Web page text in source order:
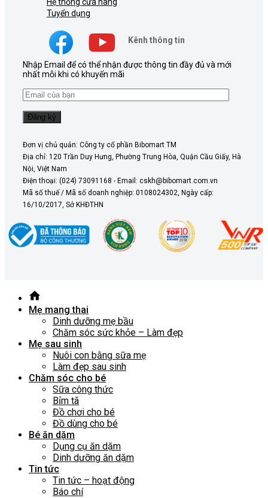
Tuyển dụng
Kênh thông tin
Nhập Email để có thể nhận được thông tin đầy đủ và mới
nhất mỗi khi có khuyến mãi
Đơn vị chủ quản: Công ty cổ phần Bibomart TM
Địa chỉ: 120 Trần Duy Hưng, Phường Trung Hòa, Quận Cầu Giấy, Hà
Nội, Việt Nam
Điện thoại: (024) 73091168 - Email: cskh@bibomart.com.vn
Mã số thuế / Mã số doanh nghiệp: 0108024302, Ngày cấp:
16/10/2017, Sở KHĐTHN
Mẹ mang thai
Dinh dưỡng mẹ bầu
Chăm sóc sức khỏe – Làm đẹp
Mẹ sau sinh
Nuôi con bằng sữa mẹ
Làm đẹp sau sinh
Chăm sóc cho bé
Sữa công thức
Bỉm tã
Đồ chơi cho bé
Đồ dùng cho bé
Bé ăn dặm
Dụng cụ ăn dặm
Dinh dưỡng ăn dặm
Tin tức
Tin tức – hoạt động
Báo chí